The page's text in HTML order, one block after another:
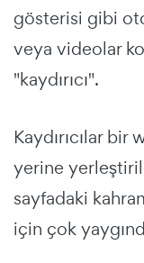
gösterisi gibi
veya videolar
"kaydırıcı".
Kaydırıcılar
yerine
sayfadaki
için çok